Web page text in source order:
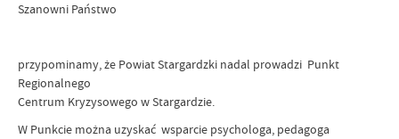
Szanowni Państwo
przypominamy, że Powiat Stargardzki nadal prowadzi Punkt
Regionalnego
Centrum Kryzysowego w Stargardzie.
W Punkcie można uzyskać wsparcie psychologa, pedagoga